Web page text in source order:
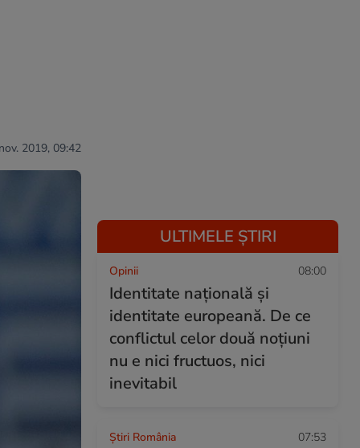
2019, 09:42
ULTIMELE ȘTIRI
Opinii 08:00
Identitate națională și
identitate europeană. De ce
conflictul celor două noțiuni
nu e nici fructuos, nici
inevitabil
Știri România 07:53